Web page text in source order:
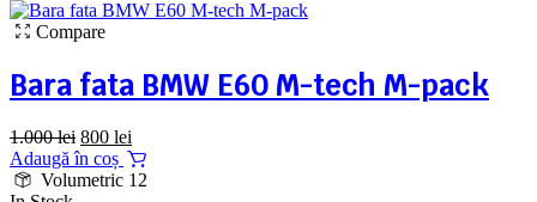
Compare
Bara fata BMW E60 M-tech M-pack
1.000lei Prețul
inițial
a
800 lei
curent
este:
Adaugă în coș
Volumetric 12